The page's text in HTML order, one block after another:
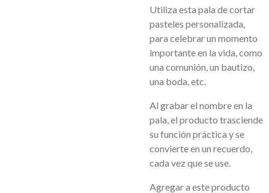
Utiliza esta pala de cortar
pasteles personalizada,
para celebrar un momento
importante en la vida, como
una comunión, un bautizo,
una boda, etc.
Al grabar el nombre en la
pala, el producto trasciende
su función práctica y se
convierte en un recuerdo,
cada vez que se use.
Agregar a este producto